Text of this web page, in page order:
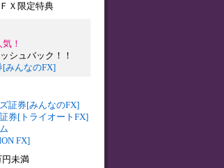
Ｘ限定特典
！
シュバック！！
[みんなのFX]
証券[みんなのFX]
券[トライオートFX]
FX]